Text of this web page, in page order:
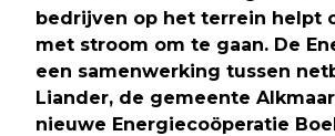
bedrijven op het terrein helpt
met stroom om te gaan. De
een samenwerking tussen
Liander, de gemeente
nieuwe Energiecoöperatie